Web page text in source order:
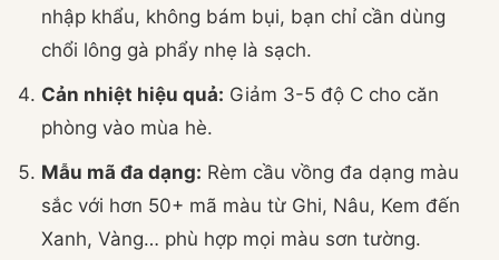
nhập khẩu, không bám bụi, bạn chỉ cần dùng
chổi lông gà phẩy nhẹ là sạch.
Cản nhiệt hiệu quả: Giảm 3-5 độ C cho căn
phòng vào mùa hè.
Mẫu mã đa dạng: Rèm cầu vồng đa dạng màu
sắc với hơn 50+ mã màu từ Ghi, Nâu, Kem đến
Xanh, Vàng… phù hợp mọi màu sơn tường.